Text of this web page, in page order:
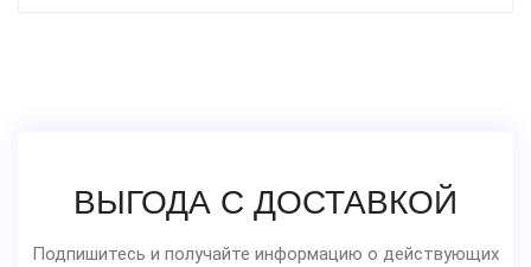
ВЫГОДА С ДОСТАВКОЙ
Подпишитесь и получайте информацию о действующих